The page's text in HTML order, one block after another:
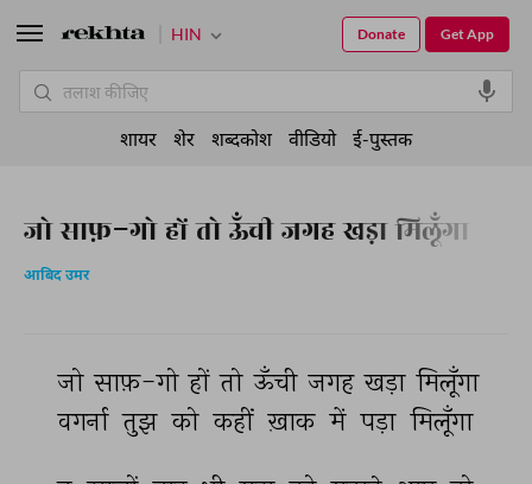
जो साफ़-गो हों तो ऊँची जगह खड़ा मिलूँगा
आबिद उमर
जो साफ़-गो हों तो ऊँची जगह खड़ा मिलूँगा
वगर्ना तुझ को कहीं ख़ाक में पड़ा मिलूँगा
HIN Get App
Donate
शायर शेर शब्दकोश वीडियो ई-पुस्तक